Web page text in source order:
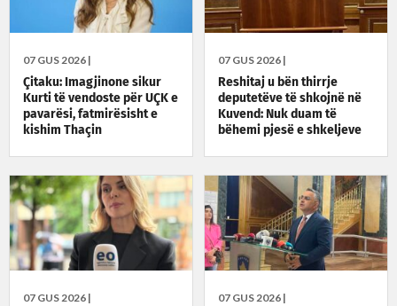
07 GUS 2026 |
Çitaku: Imagjinone sikur
Kurti të vendoste për UÇK e
pavarësi, fatmirësisht e
kishim Thaçin
07 GUS 2026 |
Reshitaj u bën thirrje
deputetëve të shkojnë në
Kuvend: Nuk duam të
bëhemi pjesë e shkeljeve
07 GUS 2026 | 07 GUS 2026 |